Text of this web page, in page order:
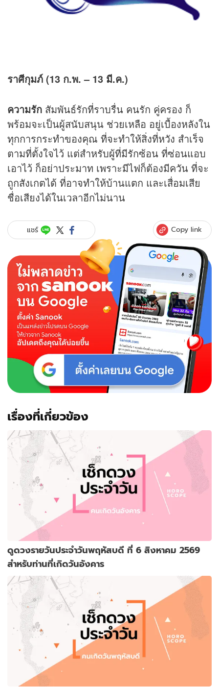
ราศีกุมภ์ (13 ก.พ. – 13 มี.ค.)
ความรัก สัมพันธ์รักที่ราบรื่น คนรัก คู่ครอง ก็
พร้อมจะเป็นผู้สนับสนุน ช่วยเหลือ อยู่เบื้องหลังใน
ทุกการกระทำของคุณ ที่จะทำให้สิ่งที่หวัง สำเร็จ
ตามที่ตั้งใจไว้ แต่สำหรับผู้ที่มีรักซ้อน ที่ซ่อนแอบ
เอาไว้ ก็อย่าประมาท เพราะมีไฟก็ต้องมีควัน ที่จะ
ถูกสังเกตได้ ที่อาจทำให้บ้านแตก และเสื่อมเสีย
ชื่อเสียงได้ในเวลาอีกไม่นาน
แชร์ Copy link
เรื่องที่เกี่ยวข้อง
ดูดวงรายวันประจำวันพฤหัสบดี ที่ 6 สิงหาคม 2569
สำหรับท่านที่เกิดวันอังคาร